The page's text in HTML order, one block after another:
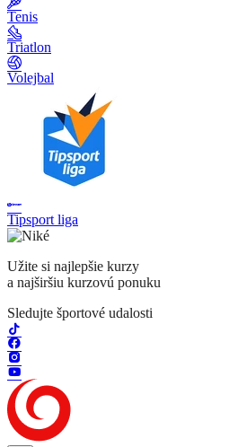
Tenis
Triatlon
Volejbal
Tipsport liga
Užite si najlepšie kurzy
a najširšiu kurzovú ponuku
Sledujte športové udalosti